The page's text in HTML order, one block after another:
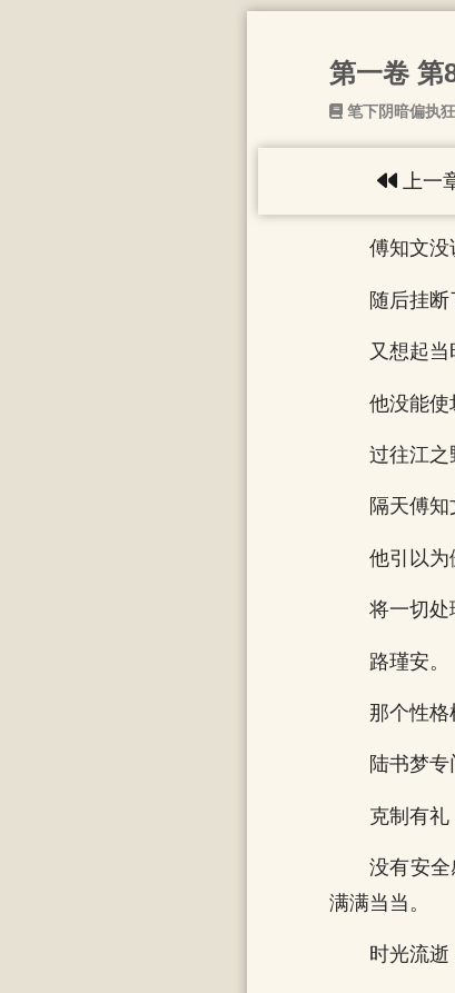
第一卷 第
笔下阴暗偏执
上一
傅知文没
随后挂断
又想起
他没能使
过往江之
隔天傅
他引以为
将一切处
路瑾安。
那个性格
陆书梦
克制有礼
没有安
满满当当。
时光流逝